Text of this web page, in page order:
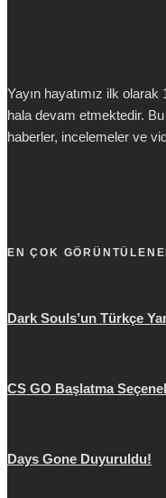
Yayın hayatımız ilk olarak
hala devam etmektedir.
haberler, incelemeler ve
EN ÇOK
Dark Souls’un Türkçe
CS GO Başlatma
Days Gone Duyuruldu!